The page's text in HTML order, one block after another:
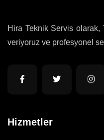
Hira Teknik Servis
veriyoruz ve profesyonel
Hizmetler